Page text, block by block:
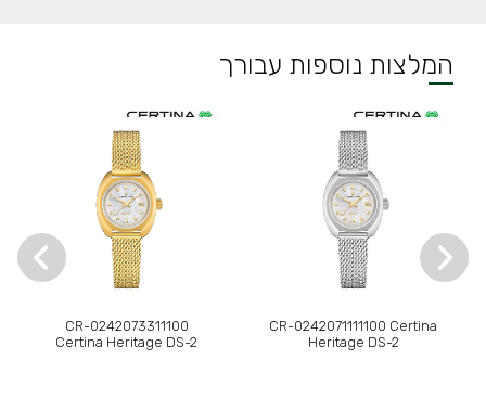
המלצות נוספות עבורך
CR-0242071111100 Certina
Heritage DS-2
CR-0242073311100
Certina Heritage DS-2